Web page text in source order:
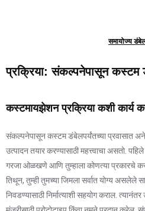
समायोज्य
प्रक्रिया: संकल्पनेपासून कस्टम
कस्टमायझेशन प्रक्रिया कशी कार्य
संकल्पनेपासून कस्टम डंबेलपर्यंतच्या प्रवासात
उत्पादन तयार करण्यासाठी महत्त्वाचा असतो.
गरजा ओळखणे आणि तुम्हाला कोणत्या
तिथून, तुम्ही तुमच्या जिमला सर्वात योग्य असलेले
निवडण्यासाठी निर्मात्याशी सहयोग कराल.